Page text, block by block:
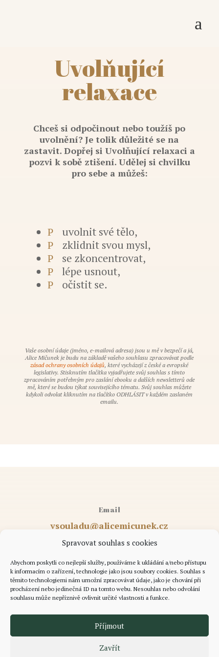
Spravovat souhlas s cookies
Abychom poskytli co nejlepší služby, používáme k ukládání a/nebo přístupu
k informacím o zařízení, technologie jako jsou soubory cookies. Souhlas s
těmito technologiemi nám umožní zpracovávat údaje, jako je chování při
procházení nebo jedinečná ID na tomto webu. Nesouhlas nebo odvolání
souhlasu může nepříznivě ovlivnit určité vlastnosti a funkce.
Příjmout
Zavřít
a
Uvolňující
relaxace
Chceš si odpočinout nebo toužíš po
uvolnění? Je tolik důležité se na
zastavit. Dopřej si Uvolňující relaxaci a
pozvi k sobě ztišení. Udělej si chvilku
pro sebe a můžeš:
P uvolnit své tělo,
P zklidnit svou mysl,
P se zkoncentrovat,
P lépe usnout,
P očistit se.
Vaše osobní údaje (jméno, e-mailová adresa) jsou u mě v bezpečí a já,
Alice Mičunek je budu na základě vašeho souhlasu zpracovávat podle
zásad ochrany osobních údajů, které vycházejí z české a evropské
legislativy. Stisknutím tlačítka vyjadřujete svůj souhlas s tímto
zpracováním potřebným pro zaslání ebooku a dalších newsletterů ode
mě, které se budou týkat souvisejícího tématu. Svůj souhlas můžete
kdykoli odvolat kliknutím na tlačítko ODHLÁSIT v každém zaslaném
emailu.
Email
vsouladu@alicemicunek.cz
Telefon
+420 732 818 514
Copyright © 2025 Alice Mičunek Všechna práva vyhrazena.